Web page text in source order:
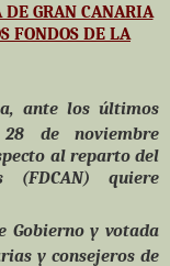
GRAN CANARIA
FONDOS DE LA
ante los últimos
de noviembre
al reparto del
(FDCAN) quiere
Gobierno y votada
y consejeros de